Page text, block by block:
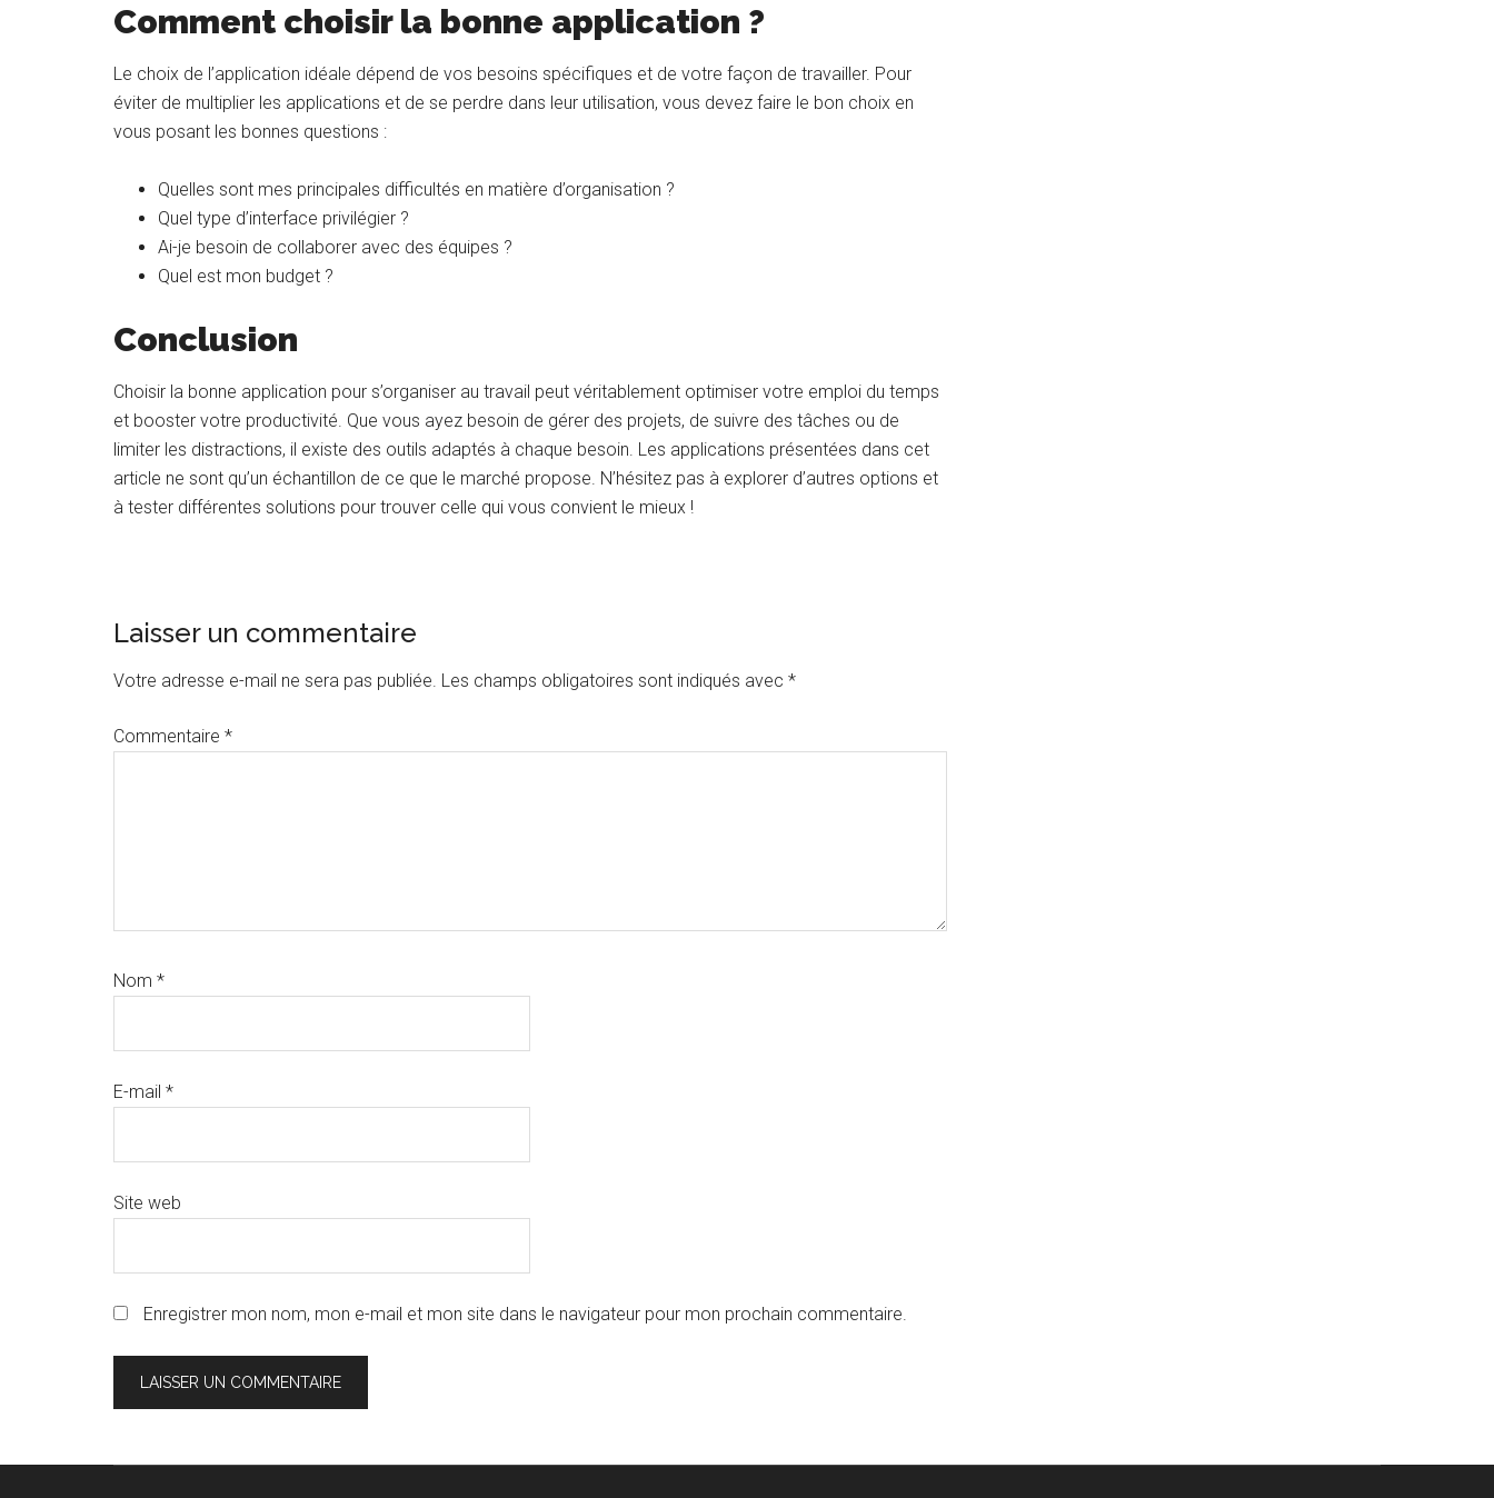
Comment choisir la bonne application ?
Le choix de l’application idéale dépend de vos besoins spécifiques et de votre façon de travailler. Pour
éviter de multiplier les applications et de se perdre dans leur utilisation, vous devez faire le bon choix en
vous posant les bonnes questions :
Quelles sont mes principales difficultés en matière d’organisation ?
Quel type d’interface privilégier ?
Ai-je besoin de collaborer avec des équipes ?
Quel est mon budget ?
Conclusion
Choisir la bonne application pour s’organiser au travail peut véritablement optimiser votre emploi du temps
et booster votre productivité. Que vous ayez besoin de gérer des projets, de suivre des tâches ou de
limiter les distractions, il existe des outils adaptés à chaque besoin. Les applications présentées dans cet
article ne sont qu’un échantillon de ce que le marché propose. N’hésitez pas à explorer d’autres options et
à tester différentes solutions pour trouver celle qui vous convient le mieux !
Interactions
du
Laisser un commentaire
Votre adresse e-mail ne sera pas publiée. Les champs obligatoires sont indiqués avec *
Commentaire *
Nom *
E-mail *
Site web
Enregistrer mon nom, mon e-mail et mon site dans le navigateur pour mon prochain commentaire.